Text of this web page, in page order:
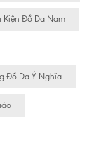
Kiện Đồ Da Nam
Đồ Da Ý Nghĩa